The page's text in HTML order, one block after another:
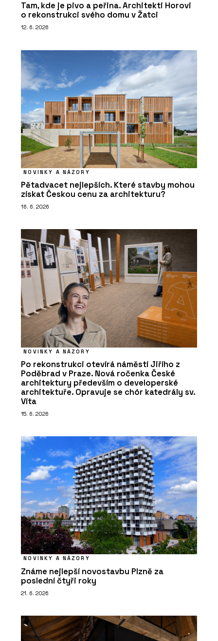
Tam, kde je pivo a peřina. Architekti Horovi
o rekonstrukci svého domu v Žatci
12. 6. 2026
NOVINKY A NÁZORY
Pětadvacet nejlepších. Které stavby mohou
získat Českou cenu za architekturu?
16. 6. 2026
NOVINKY A NÁZORY
Po rekonstrukci otevírá náměstí Jiřího z
Poděbrad v Praze. Nová ročenka České
architektury především o developerské
architektuře. Opravuje se chór katedrály sv.
Víta
15. 6. 2026
NOVINKY A NÁZORY
Známe nejlepší novostavbu Plzně za
poslední čtyři roky
21. 6. 2026